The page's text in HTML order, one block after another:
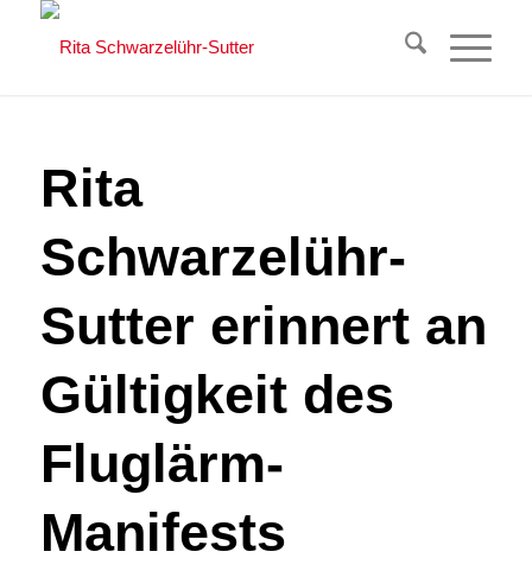
Rita
Schwarzelühr-
Sutter erinnert an
Gültigkeit des
Fluglärm-
Manifests